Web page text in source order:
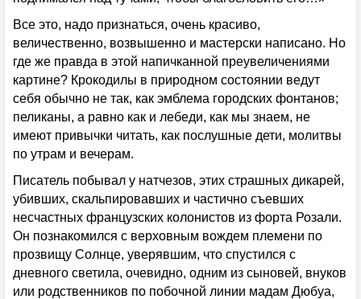
Все это, надо признаться, очень красиво,
величественно, возвышенно и мастерски написано. Но
где же правда в этой напичканной преувеличениями
картине? Крокодилы в природном состоянии ведут
себя обычно не так, как эмблема городских фонтанов;
пеликаны, а равно как и лебеди, как мы знаем, не
имеют привычки читать, как послушные дети, молитвы
по утрам и вечерам.
Писатель побывал у натчезов, этих страшных дикарей,
убивших, скальпировавших и частично съевших
несчастных французских колонистов из форта Розали.
Он познакомился с верховным вождем племени по
прозвищу Солнце, уверявшим, что спустился с
дневного светила, очевидно, одним из сыновей, внуков
или родственников по побочной линии мадам Дюбуа,